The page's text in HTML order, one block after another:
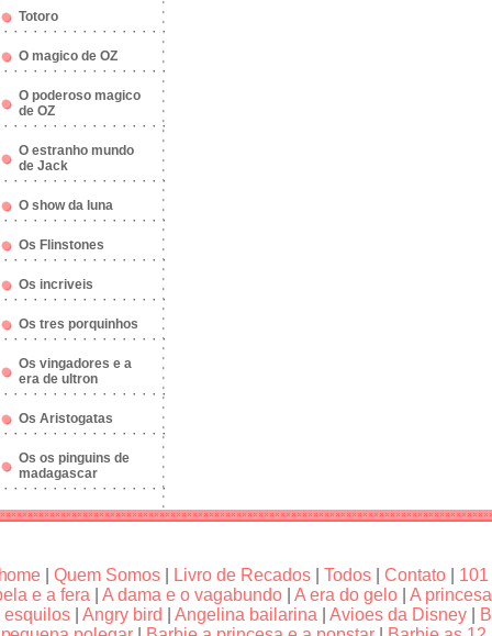
Totoro
O magico de OZ
O poderoso magico
de OZ
O estranho mundo
de Jack
O show da luna
Os Flinstones
Os incriveis
Os tres porquinhos
Os vingadores e a
era de ultron
Os Aristogatas
Os os pinguins de
madagascar
|Quem Somos Livro de Recados |Todos |Contato
e a fera
A dama e o vagabundo A era do gelo
A
esquilos
Angry bird Angelina bailarina Avioes da Disney